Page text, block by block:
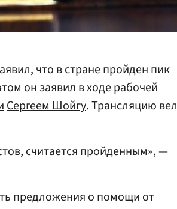
что в стране пройден пик
он заявил в ходе рабочей
Сергеем Шойгу. Трансляцию вел
считается пройденным», —
предложения о помощи от